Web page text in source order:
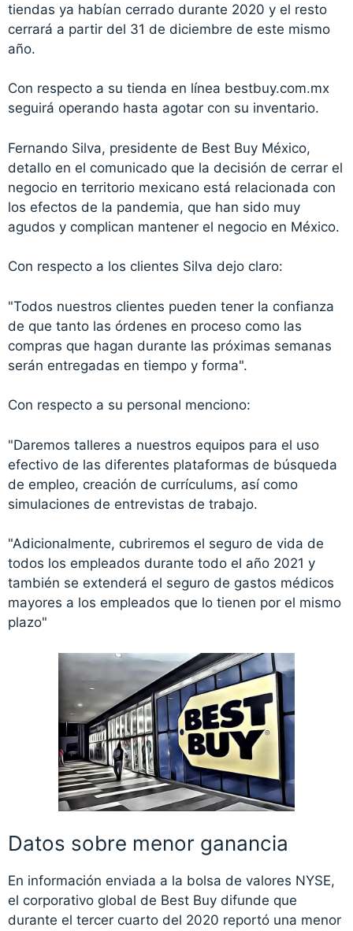
tiendas ya habían cerrado durante 2020 y el resto
cerrará a partir del 31 de diciembre de este mismo
año.
Con respecto a su tienda en línea bestbuy.com.mx
seguirá operando hasta agotar con su inventario.
Fernando Silva, presidente de Best Buy México,
detallo en el comunicado que la decisión de cerrar el
negocio en territorio mexicano está relacionada con
los efectos de la pandemia, que han sido muy
agudos y complican mantener el negocio en México.
Con respecto a los clientes Silva dejo claro:
"Todos nuestros clientes pueden tener la confianza
de que tanto las órdenes en proceso como las
compras que hagan durante las próximas semanas
serán entregadas en tiempo y forma".
Con respecto a su personal menciono:
"Daremos talleres a nuestros equipos para el uso
efectivo de las diferentes plataformas de búsqueda
de empleo, creación de currículums, así como
simulaciones de entrevistas de trabajo.
"Adicionalmente, cubriremos el seguro de vida de
todos los empleados durante todo el año 2021 y
también se extenderá el seguro de gastos médicos
mayores a los empleados que lo tienen por el mismo
plazo"
Datos sobre menor ganancia
En información enviada a la bolsa de valores NYSE,
el corporativo global de Best Buy difunde que
durante el tercer cuarto del 2020 reportó una menor